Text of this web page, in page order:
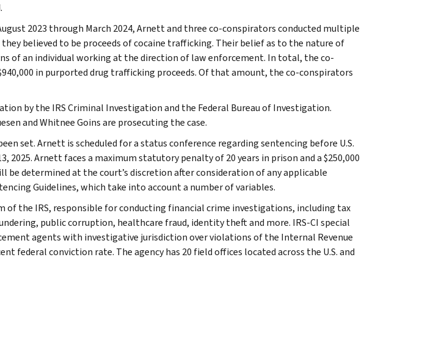
2023 through March 2024, Arnett and three co-conspirators conducted multiple
believed to be proceeds of cocaine trafficking. Their belief as to the nature of
of an individual working at the direction of law enforcement. In total, the co-
in purported drug trafficking proceeds. Of that amount, the co-conspirators
by the IRS Criminal Investigation and the Federal Bureau of Investigation.
and Whitnee Goins are prosecuting the case.
set. Arnett is scheduled for a status conference regarding sentencing before U.S.
2025. Arnett faces a maximum statutory penalty of 20 years in prison and a $250,000
be determined at the court’s discretion after consideration of any applicable
Guidelines, which take into account a number of variables.
of the IRS, responsible for conducting financial crime investigations, including tax
public corruption, healthcare fraud, identity theft and more. IRS-CI special
agents with investigative jurisdiction over violations of the Internal Revenue
federal conviction rate. The agency has 20 field offices located across the U.S. and